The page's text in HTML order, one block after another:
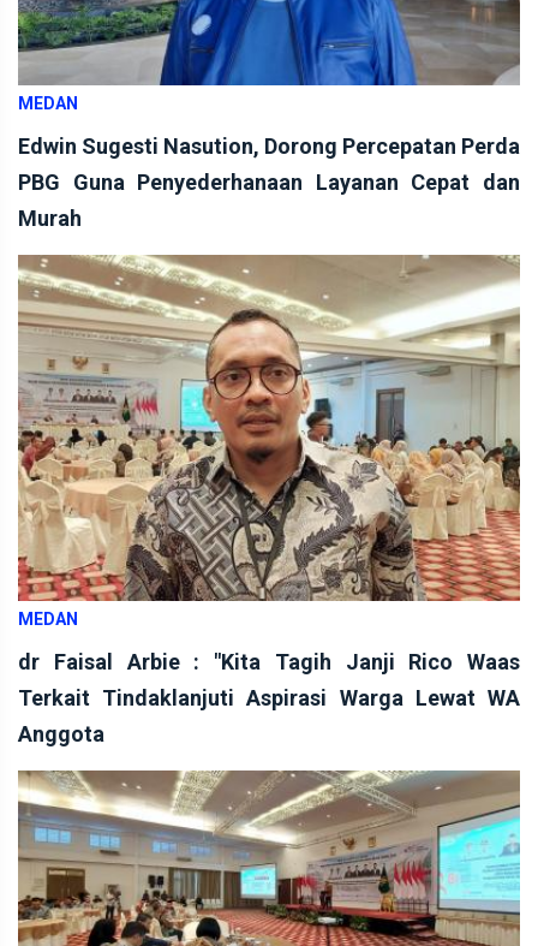
MEDAN
Edwin Sugesti Nasution, Dorong Percepatan Perda
PBG Guna Penyederhanaan Layanan Cepat dan
Murah
MEDAN
dr Faisal Arbie : "Kita Tagih Janji Rico Waas
Terkait Tindaklanjuti Aspirasi Warga Lewat WA
Anggota